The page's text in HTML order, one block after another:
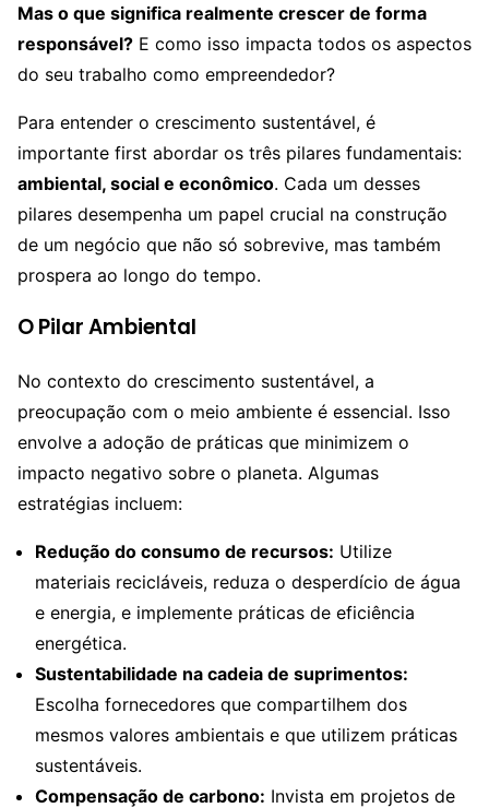
Mas o que significa realmente crescer de forma
responsável? E como isso impacta todos os aspectos
do seu trabalho como empreendedor?
Para entender o crescimento sustentável, é
importante first abordar os três pilares fundamentais:
ambiental, social e econômico. Cada um desses
pilares desempenha um papel crucial na construção
de um negócio que não só sobrevive, mas também
prospera ao longo do tempo.
O Pilar Ambiental
No contexto do crescimento sustentável, a
preocupação com o meio ambiente é essencial. Isso
envolve a adoção de práticas que minimizem o
impacto negativo sobre o planeta. Algumas
estratégias incluem:
Redução do consumo de recursos: Utilize
materiais recicláveis, reduza o desperdício de água
e energia, e implemente práticas de eficiência
energética.
Sustentabilidade na cadeia de suprimentos:
Escolha fornecedores que compartilhem dos
mesmos valores ambientais e que utilizem práticas
sustentáveis.
Compensação de carbono: Invista em projetos de